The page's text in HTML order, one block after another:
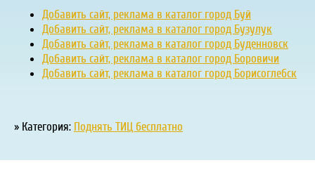
Добавить сайт, реклама в каталог город Буй
Добавить сайт, реклама в каталог город Бузулук
Добавить сайт, реклама в каталог город Буденновск
Добавить сайт, реклама в каталог город Боровичи
Добавить сайт, реклама в каталог город Борисоглебск
» Категория: Поднять ТИЦ бесплатно